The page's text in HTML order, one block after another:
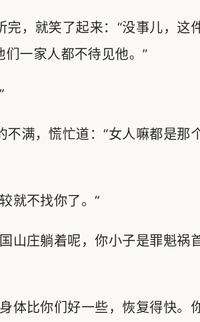
，就笑了起来：“没事儿，这
一家人都不待见他。”
满，慌忙道：“女人嘛都是那
就不找你了。”
山庄躺着呢，你小子是罪魁祸
体比你们好一些，恢复得快。